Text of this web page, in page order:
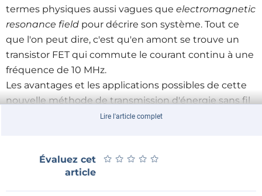
termes physiques aussi vagues que electromagnetic
resonance field pour décrire son système. Tout ce
que l'on peut dire, c'est qu'en amont se trouve un
transistor FET qui commute le courant continu à une
fréquence de 10 MHz.
Les avantages et les applications possibles de cette
nouvelle méthode de transmission d'énergie sans fil
sont plus clairs : petit, compact, léger, modulable,
les appareils de faible puissance comme les
dispositifs mobiles.
Lire l'article complet
Évaluez cet
article
★ ★ ★ ★ ★
★ ★ ★ ★ ★